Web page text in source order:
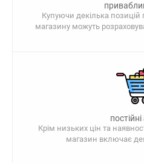
Купуючи декілька позицій
магазину можуть
постійні
Крім низьких цін та
магазин включає